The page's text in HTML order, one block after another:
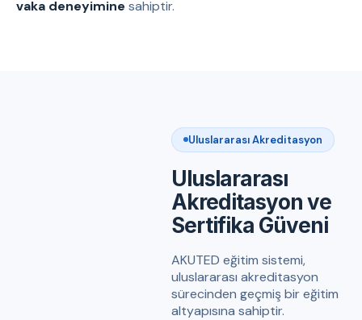
vaka deneyimine sahiptir.
Uluslararası Akreditasyon
Uluslararası
Akreditasyon ve
Sertifika Güveni
AKUTED eğitim sistemi,
uluslararası akreditasyon
sürecinden geçmiş bir eğitim
altyapısına sahiptir.